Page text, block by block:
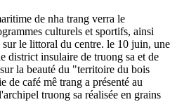
de nha trang verra le
culturels et sportifs, ainsi
le littoral du centre. le 10 juin, une
district insulaire de truong sa et de
la beauté du "territoire du bois
de café mê trang a présenté au
truong sa réalisée en grains